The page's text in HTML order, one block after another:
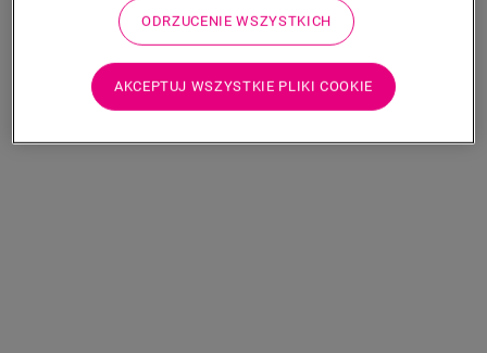
Podobne akcesoria
ODRZUCENIE WSZYSTKICH
AKCEPTUJ WSZYSTKIE PLIKI COOKIE